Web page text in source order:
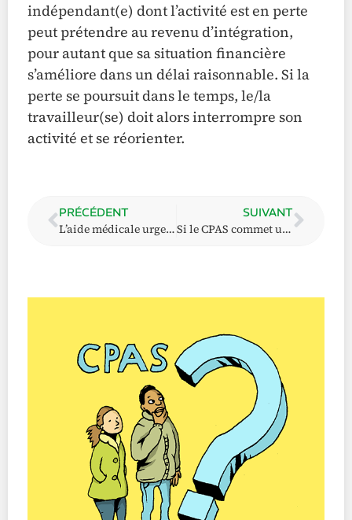
indépendant(e) dont l’activité est en perte
peut prétendre au revenu d’intégration,
pour autant que sa situation financière
s’améliore dans un délai raisonnable. Si la
perte se poursuit dans le temps, le/la
travailleur(se) doit alors interrompre son
activité et se réorienter.
PRÉCÉDENT
L’aide médicale urgente (AMU)
SUIVANT
Si le CPAS commet une erreur matérielle ou juridique